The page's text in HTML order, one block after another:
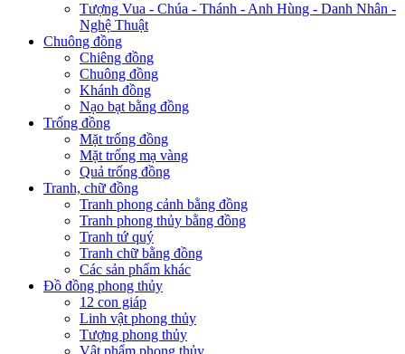
Tượng Vua - Chúa - Thánh - Anh Hùng - Danh Nhân -
Nghệ Thuật
Chuông đồng
Chiêng đồng
Chuông đồng
Khánh đồng
Nạo bạt bằng đồng
Trống đồng
Mặt trống đồng
Mặt trống mạ vàng
Quả trống đồng
Tranh, chữ đồng
Tranh phong cảnh bằng đồng
Tranh phong thủy bằng đồng
Tranh tứ quý
Tranh chữ bằng đồng
Các sản phẩm khác
Đồ đồng phong thủy
12 con giáp
Linh vật phong thủy
Tượng phong thủy
Vật phẩm phong thủy